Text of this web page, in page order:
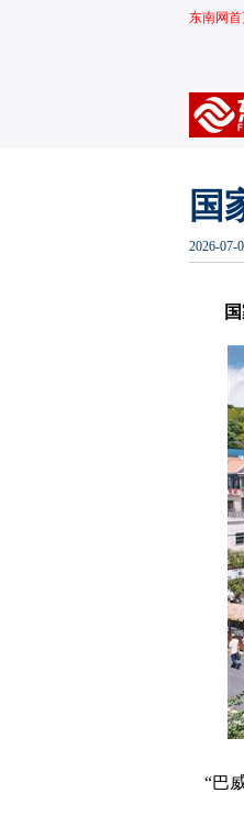
东南网
国
2026-07-
“巴